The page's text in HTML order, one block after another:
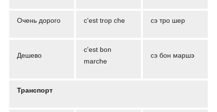
Очень дорого c'est trop che сэ тро шер
Дешево
c'est bon
marche
сэ бон маршэ
Транспорт